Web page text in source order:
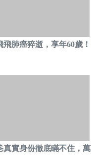
肺癌猝逝，享年60歲！
真實身份徹底瞞不住，萬